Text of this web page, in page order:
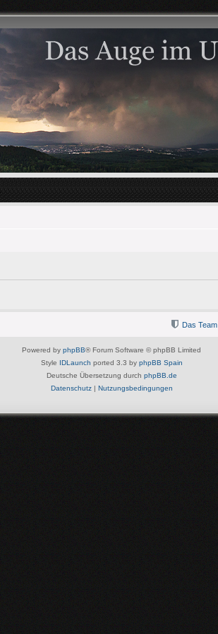
Das Team
Powered by phpBB® Forum Software © phpBB Limited
Style IDLaunch ported 3.3 by phpBB Spain
Deutsche Übersetzung durch phpBB.de
Datenschutz| Nutzungsbedingungen